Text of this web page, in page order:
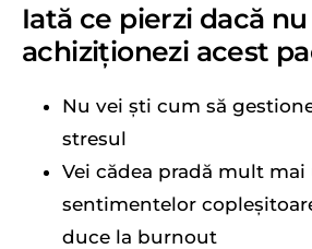
Iată ce pierzi dacă nu
achiziționezi acest
Nu vei ști cum să
stresul
Vei cădea pradă mult mai
sentimentelor
duce la burnout